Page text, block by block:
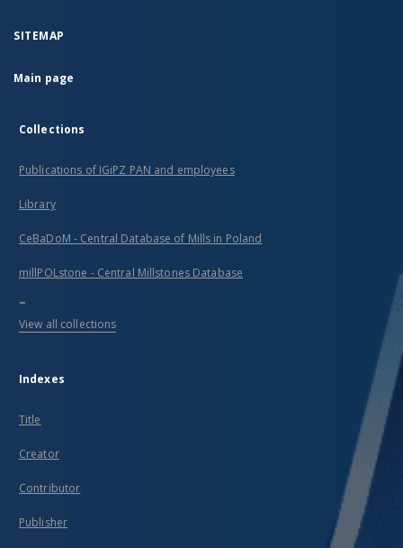
SITEMAP
Main page
Collections
Publications of IGiPZ PAN and employees
Library
CeBaDoM - Central Database of Mills in Poland
millPOLstone - Central Millstones Database
...
View all collections
Indexes
Title
Creator
Contributor
Publisher